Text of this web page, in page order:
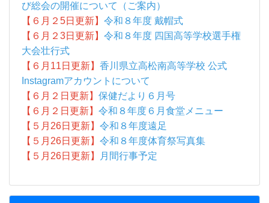
び総会の開催について（ご案内）
【６月２5日更新】 令和８年度 戴帽式
【６月２3日更新】 令和８年度 四国高等学校選手権
大会壮行式
【６月11日更新】 香川県立高松南高等学校 公式
Instagramアカウントについて
【６月２日更新】 保健だより６月号
【６月２日更新】 令和８年度６月食堂メニュー
【５月26日更新】 令和８年度遠足
【５月26日更新】 令和８年度体育祭写真集
【５月26日更新】
月間行事予定